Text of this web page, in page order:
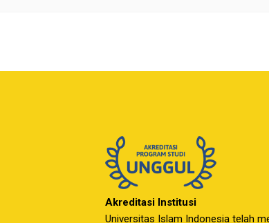
Akreditasi Institusi
Universitas Islam Indonesia telah